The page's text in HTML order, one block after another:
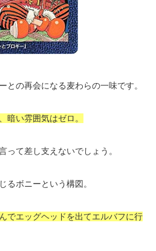
との再会になる麦わらの一味です。
暗い雰囲気はゼロ。
って差し支えないでしょう。
るボニーという構図。
でエッグヘッドを出てエルバフに行